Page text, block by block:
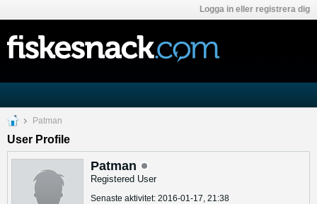
Logga in eller registrera dig
Patman
User Profile
Patman
Registered User
Senaste aktivitet: 2016-01-17, 21:38